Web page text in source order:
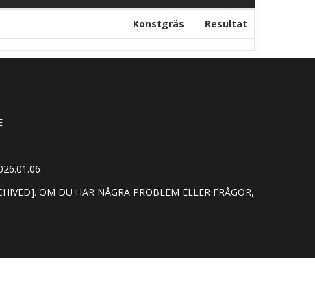
Konstgräs Resultat
OM DU HAR NÅGRA PROBLEM ELLER FRÅGOR,